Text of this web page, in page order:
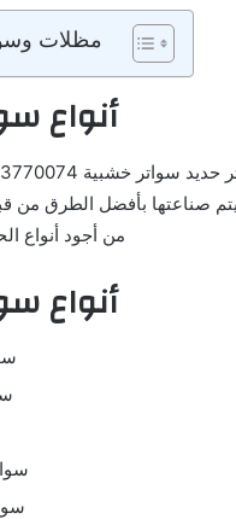
مظلات
أنواع
صناعتها بأفضل الطرق من
من أجود أنواع
أنواع